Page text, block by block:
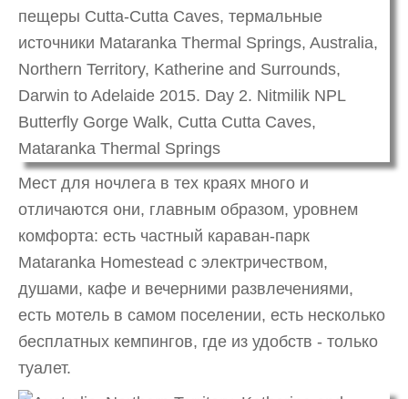
Мест для ночлега в тех краях много и
отличаются они, главным образом, уровнем
комфорта: есть частный караван-парк
Mataranka Homestead с электричеством,
душами, кафе и вечерними развлечениями,
есть мотель в самом поселении, есть несколько
бесплатных кемпингов, где из удобств - только
туалет.